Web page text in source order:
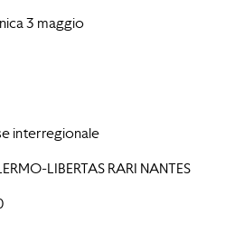
3 maggio
interregionale
LIBERTAS RARI NANTES